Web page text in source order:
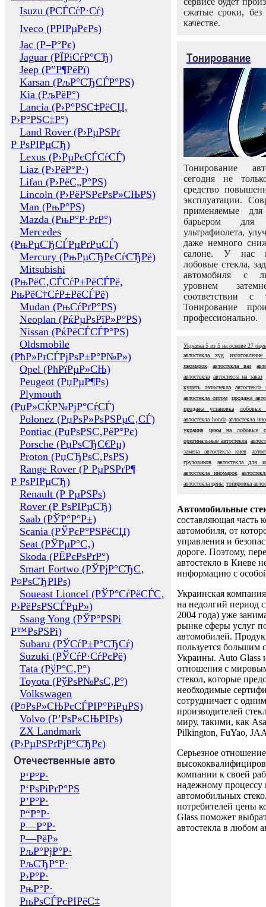
Isuzu (РСЃСѓР·Сѓ)
Iveco (РРІРµРєРѕ)
Jac (Р–Р°Рє)
Jaguar (РЇРіСѓР°СЂ)
Jeep (Р”Р¶РёРї)
Karsan (РљР°СЂСЃР°РЅ)
Kia (РљРёР°)
Lancia (Р›Р°РЅС‡РёСЏ,
Р›Р°РЅС‡Р°)
Land Rover (Р›РµРЅРґ
Р РѕРІРµСЂ)
Lexus (Р›РµРєСЃСѓСЃ)
Liaz (Р›РёР°Р·)
Lifan (Р›РёС„Р°РЅ)
Lincoln (Р›РёРЅРєРѕР»СЊРЅ)
Man (РњР°РЅ)
Mazda (РњР°Р·РґР°)
Mercedes
(РњРµСЂСЃРµРґРµСЃ)
Mercury (РњРµСЂРєСѓСЂРё)
Mitsubishi
(РњРёС‚СЃСѓР±РёСЃРё,
РњРёС†СѓР±РёСЃРё)
Mudan (РњСѓРґР°РЅ)
Neoplan (РќРµРѕРїР»Р°РЅ)
Nissan (РќРёСЃСЃР°РЅ)
Oldsmobile
(РћР»РґСЃРјРѕР±Р°Р№Р»)
Opel (РћРїРµР»СЊ)
Peugeot (РџРµР¶Рѕ)
Plymouth
(РџР»СЌР№РјР°СѓСЃ)
Polonez (РџРѕР»РѕРЅРµС‚СЃ)
Pontiac (РџРѕРЅС‚РёР°Рє)
Porsche (РџРѕСЂС€Рµ)
Proton (РџСЂРѕС‚РѕРЅ)
Range Rover (Р РµРЅРґР¶
Р РѕРІРµСЂ)
Renault (Р РµРЅРѕ)
Rover (Р РѕРІРµСЂ)
Saab (РЎР°Р°Р±)
Scania (РЎРєР°РЅРёСЏ)
Seat (РЎРµР°С‚)
Skoda (РЁРєРѕРґР°)
Smart Fortwo (РЎРјР°СЂС‚
Р¤РѕСЂРІРѕ)
Soueast Lioncel (РЎР°СѓРёСЃС‚
Р›РёРѕРЅСЃРµР»)
Ssang Yong (РЎР°РЅРі
Р™РѕРЅРі)
Subaru (РЎСѓР±Р°СЂСѓ)
Suzuki (РЎСѓР·СѓРєРё)
Tata (РўР°С‚Р°)
Toyota (РўРѕР№РѕС‚Р°)
Volkswagen
(Р¤РѕР»СЊРєСЃРІР°РіРµРЅ)
Volvo (Р’РѕР»СЊРІРѕ)
ZX Landmark
(Р›РµРЅРґРјР°СЂРє)
Отечественные авто
Р‘Р°Р·
Р‘РѕРіРґР°РЅ
Р’Р°Р·
Р“Р°Р·
Р—Р°Р·
Р—РёР»
РљР°РјР°Р·
РљСЂР°Р·
Р›Р°Р·
РњР°Р·
РњРѕСЃРєРІРёС‡
сжатые сроки,
качестве.
Тонирование
Тонирование
сегодня не
средство
эксплуатации.
применяемые
барьером для
ультрафиолета,
даже немного
салоне. У нас
лобовые стекла,
автомобиля с
уровнем
соответствии с
Тонирование
профессионально.
Украина 5 из 5 на основе 27
автостекла xyg
изготовление
иномарок
автостекла ваз
автостекла автостекла на заказ
купить автостекла
автостекла оптом
продажа
продажа установка
лобовые
автостекла honda автостекла
украина
цены на лобовые
оригинальные автостекла
замена автостекла киев
грузовиков
автостекла для
автостекла иномарок
автостекла цены тонировка
Автомобильные
составляющая часть
автомобиля, от
управления и
дороге. Поэтому,
автостекло в Киеве
информацию с
Украинская
на недолгий период
2004 года) уже
рынке сферы услуг
автомобилей.
пользуется большим
Украины. Auto Glass
отношения с
стекол, которые
необходимые
сотрудничает с
производителей
миру, такими, как
Pilkington, FuYao,
Серьезное отношение
компании к своей
надежному процессу
автомобильных
потребителей цены
Glass поможет
автостекла в любом